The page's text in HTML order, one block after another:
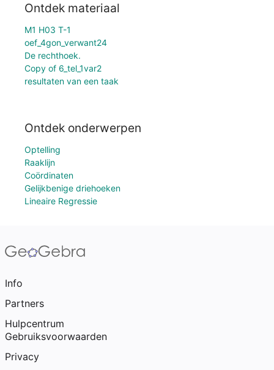
Ontdek materiaal
M1 H03 T-1
oef_4gon_verwant24
De rechthoek.
Copy of 6_tel_1var2
resultaten van een taak
Ontdek onderwerpen
Optelling
Raaklijn
Coördinaten
Gelijkbenige driehoeken
Lineaire Regressie
Info
Partners
Hulpcentrum
Gebruiksvoorwaarden
Privacy